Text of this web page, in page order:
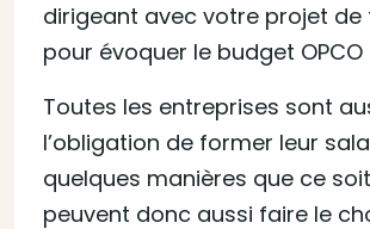
dirigeant avec votre projet
pour évoquer le budget
Toutes les entreprises sont
l’obligation de former leur
quelques manières que ce
peuvent donc aussi faire le